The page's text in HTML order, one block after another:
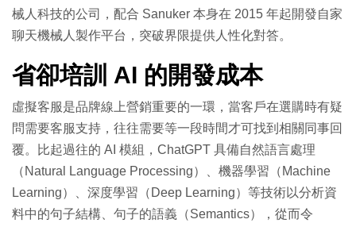
械人科技的公司，配合 Sanuker 本身在 2015 年起開發自家
聊天機械人製作平台，突破界限提供人性化對答。
省卻培訓 AI 的開發成本
虛擬客服是品牌線上營銷重要的一環，當客戶在選購時有疑
問需要客服支持，往往需要等一段時間才可找到相關同事回
覆。比起過往的 AI 模組，ChatGPT 具備自然語言處理
（Natural Language Processing）、機器學習（Machine
Learning）、深度學習（Deep Learning）等技術以分析資
料中的句子結構、句子的語義（Semantics），從而令